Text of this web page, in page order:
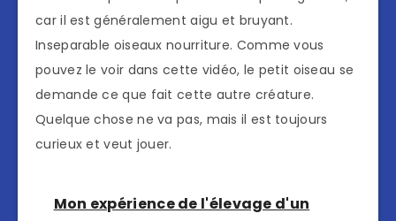
car il est généralement aigu et bruyant.
Inseparable oiseaux nourriture. Comme vous
pouvez le voir dans cette vidéo, le petit oiseau se
demande ce que fait cette autre créature.
Quelque chose ne va pas, mais il est toujours
curieux et veut jouer.
Mon expérience de l'élevage d'un